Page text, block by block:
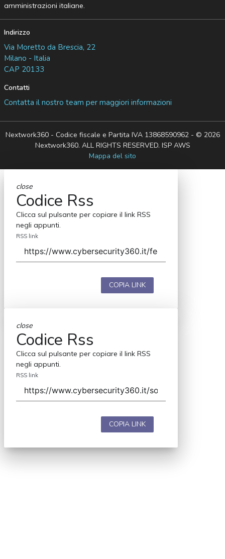
amministrazioni italiane.
Indirizzo
Via Moretto da Brescia, 22
Milano - Italia
CAP 20133
Contatti
Contatta il nostro team per maggiori informazioni
Nextwork360 - Codice fiscale e Partita IVA 13868590962 - © 2026
Nextwork360. ALL RIGHTS RESERVED. ISP AWS
Mappa del sito
close
Codice Rss
Clicca sul pulsante per copiare il link RSS
negli appunti.
RSS link
COPIA LINK
close
Codice Rss
Clicca sul pulsante per copiare il link RSS
negli appunti.
RSS link
COPIA LINK